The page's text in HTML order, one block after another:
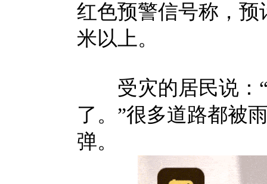
红色预警信号称，预
米以上。
受灾的居民说：“
了。”很多道路都被
弹。